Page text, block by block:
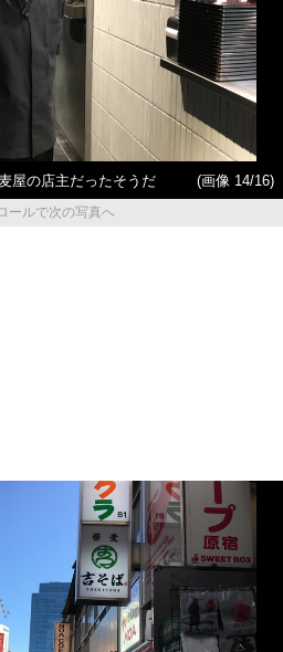
屋の店主だったそうだ
(画像 14/16)
ールで次の写真へ